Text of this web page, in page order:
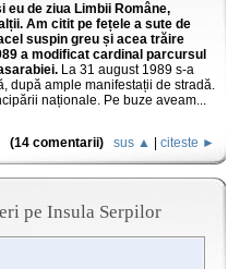
eu de ziua Limbii Române,
Am citit pe fețele a sute de
suspin greu și acea trăire
a modificat cardinal parcursul
La 31 august 1989 s-a
după ample manifestații de stradă.
naționale. Pe buze aveam...
(14 comentarii) sus ▲ citeste ►
pe Insula Serpilor